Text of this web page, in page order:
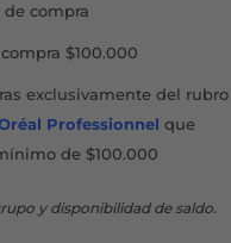
compra
$100.000
exclusivamente del rubro
Professionnel que
de $100.000
y disponibilidad de saldo.